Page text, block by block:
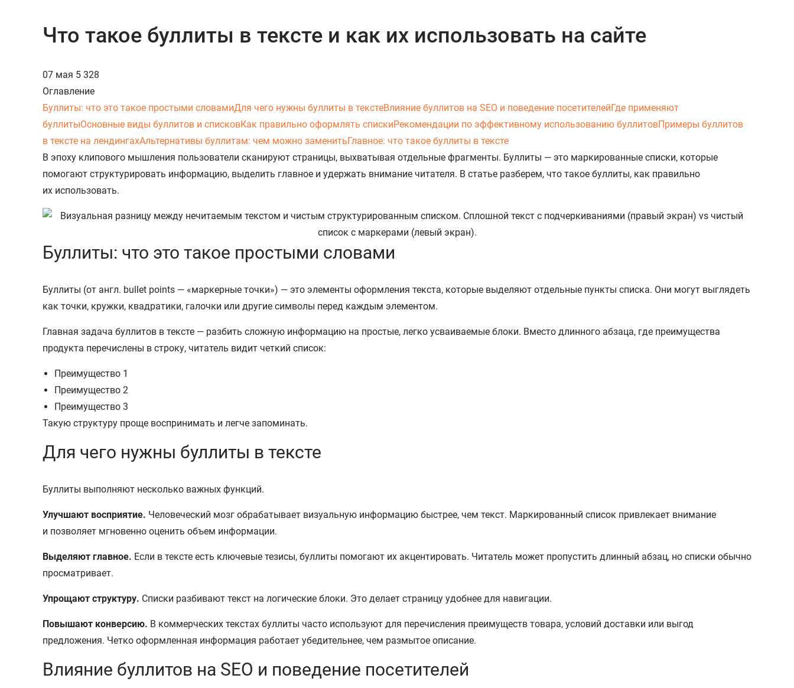
Что такое буллиты в тексте и как их использовать на сайте
07 мая 5 328
Оглавление
Буллиты: что это такое простыми словамиДля чего нужны буллиты в текстеВлияние буллитов на SEO и поведение посетителейГде применяют
буллитыОсновные виды буллитов и списковКак правильно оформлять спискиРекомендации по эффективному использованию буллитовПримеры буллитов
в тексте на лендингахАльтернативы буллитам: чем можно заменитьГлавное: что такое буллиты в тексте
В эпоху клипового мышления пользователи сканируют страницы, выхватывая отдельные фрагменты. Буллиты — это маркированные списки, которые
помогают структурировать информацию, выделить главное и удержать внимание читателя. В статье разберем, что такое буллиты, как правильно
их использовать.
Буллиты: что это такое простыми словами
Буллиты (от англ. bullet points — «маркерные точки») — это элементы оформления текста, которые выделяют отдельные пункты списка. Они могут выглядеть
как точки, кружки, квадратики, галочки или другие символы перед каждым элементом.
Главная задача буллитов в тексте — разбить сложную информацию на простые, легко усваиваемые блоки. Вместо длинного абзаца, где преимущества
продукта перечислены в строку, читатель видит четкий список:
Преимущество 1
Преимущество 2
Преимущество 3
Такую структуру проще воспринимать и легче запоминать.
Для чего нужны буллиты в тексте
Буллиты выполняют несколько важных функций.
Улучшают восприятие. Человеческий мозг обрабатывает визуальную информацию быстрее, чем текст. Маркированный список привлекает внимание
и позволяет мгновенно оценить объем информации.
Выделяют главное. Если в тексте есть ключевые тезисы, буллиты помогают их акцентировать. Читатель может пропустить длинный абзац, но списки обычно
просматривает.
Упрощают структуру. Списки разбивают текст на логические блоки. Это делает страницу удобнее для навигации.
Повышают конверсию. В коммерческих текстах буллиты часто используют для перечисления преимуществ товара, условий доставки или выгод
предложения. Четко оформленная информация работает убедительнее, чем размытое описание.
Влияние буллитов на SEO и поведение посетителей